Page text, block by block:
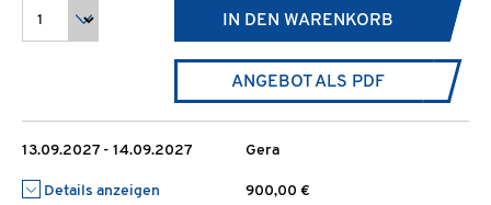
IN DEN WARENKORB
ANGEBOT ALS PDF
13.09.2027 - 14.09.2027 Gera
Details anzeigen
900,00 €